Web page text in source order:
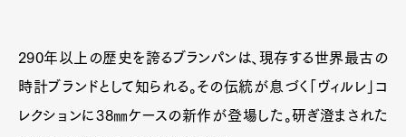
290年以上の歴史を誇るブランパンは、現存する世界最古の
時計ブランドとして知られる。その伝統が息づく「ヴィルレ」コ
レクションに38㎜ケースの新作が登場した。研ぎ澄まされた